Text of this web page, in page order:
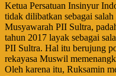
Ketua Persatuan Insinyur
tidak dilibatkan sebagai
Musyawarah PII Sultra,
tahun 2017 layak sebagai
PII Sultra. Hal itu berujung
rekayasa Muswil
Oleh karena itu, Ruksamin